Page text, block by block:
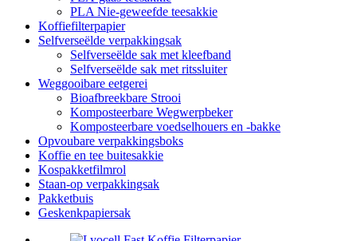
PLA Nie-geweefde teesakkie
Koffiefilterpapier
Selfverseëlde verpakkingsak
Selfverseëlde sak met kleefband
Selfverseëlde sak met ritssluiter
Weggooibare eetgerei
Bioafbreekbare Strooi
Komposteerbare Wegwerpbeker
Komposteerbare voedselhouers en -bakke
Opvoubare verpakkingsboks
Koffie en tee buitesakkie
Kospakketfilmrol
Staan-op verpakkingsak
Pakketbuis
Geskenkpapiersak